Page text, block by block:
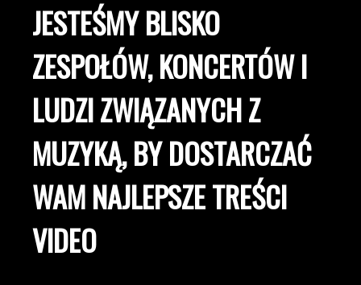
JESTEŚMY BLISKO
ZESPOŁÓW, KONCERTÓW I
LUDZI ZWIĄZANYCH Z
MUZYKĄ, BY DOSTARCZAĆ
WAM NAJLEPSZE TREŚCI
VIDEO